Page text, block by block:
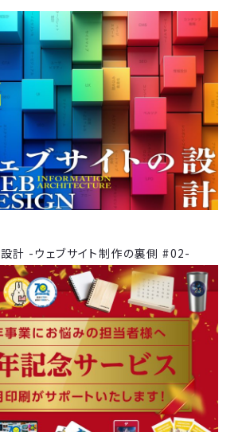
設計 -ウェブサイト制作の裏側 #02-